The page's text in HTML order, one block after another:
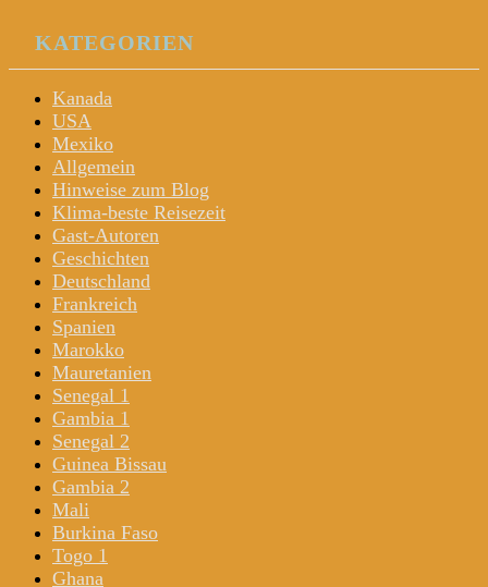
KATEGORIEN
Kanada
USA
Mexiko
Allgemein
Hinweise zum Blog
Klima-beste Reisezeit
Gast-Autoren
Geschichten
Deutschland
Frankreich
Spanien
Marokko
Mauretanien
Senegal 1
Gambia 1
Senegal 2
Guinea Bissau
Gambia 2
Mali
Burkina Faso
Togo 1
Ghana